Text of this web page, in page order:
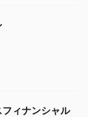
フィナンシャル